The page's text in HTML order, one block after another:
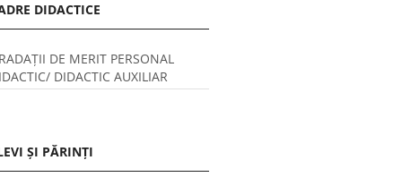
DIDACTICE
DE MERIT PERSONAL
DIDACTIC AUXILIAR
ȘI PĂRINȚI